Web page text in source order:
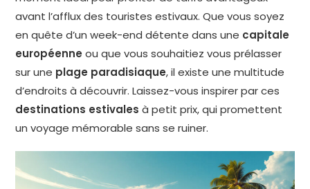
avant l’afflux des touristes estivaux. Que vous soyez
en quête d’un week-end détente dans une capitale
européenne ou que vous souhaitiez vous prélasser
sur une plage paradisiaque, il existe une multitude
d’endroits à découvrir. Laissez-vous inspirer par ces
destinations estivales à petit prix, qui promettent
un voyage mémorable sans se ruiner.